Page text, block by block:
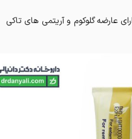
عارضه گلوکوم و آريتمی های تاکی